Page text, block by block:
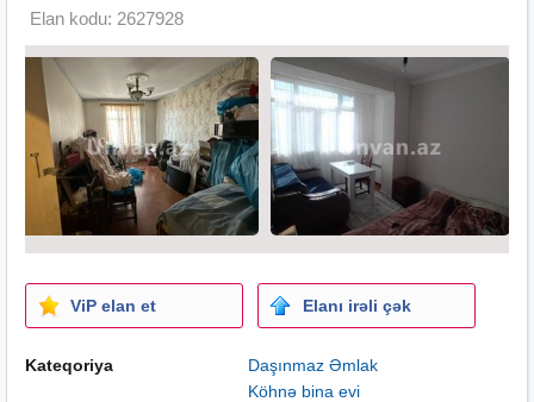
Elan kodu: 2627928
ViP elan et Elanı irəli çək
Kateqoriya
Daşınmaz Əmlak
Köhnə bina evi